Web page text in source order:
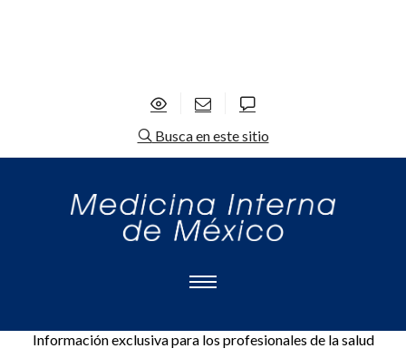
Busca en este sitio
Información exclusiva para los profesionales de la salud